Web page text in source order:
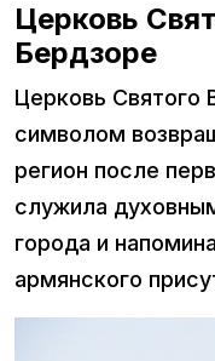
Церковь
Бердзоре
Церковь Святого
символом
регион после
служила
города и
армянского